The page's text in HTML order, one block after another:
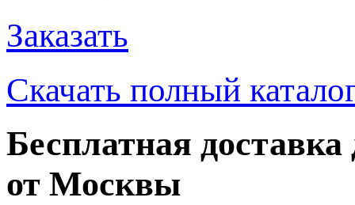
Заказать
Скачать полный
Бесплатная доставка
от Москвы